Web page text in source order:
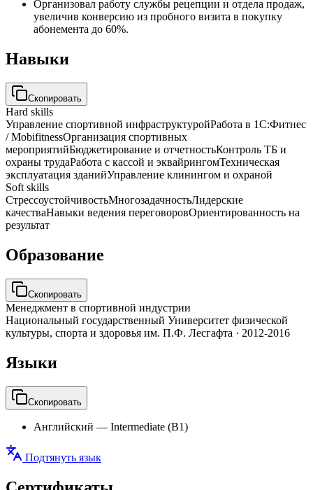
Организовал работу службы рецепции и отдела продаж,
увеличив конверсию из пробного визита в покупку
абонемента до 60%.
Навыки
Скопировать
Hard skills
Управление спортивной инфраструктуройРабота в 1С:Фитнес
/ MobifitnessОрганизация спортивных
мероприятийБюджетирование и отчетностьКонтроль ТБ и
охраны трудаРабота с кассой и эквайрингомТехническая
эксплуатация зданийУправление клинингом и охраной
Soft skills
СтрессоустойчивостьМногозадачностьЛидерские
качестваНавыки ведения переговоровОриентированность на
результат
Образование
Скопировать
Менеджмент в спортивной индустрии
Национальный государственный Университет физической
культуры, спорта и здоровья им. П.Ф. Лесгафта · 2012-2016
Языки
Скопировать
Английский — Intermediate (B1)
Подтянуть язык